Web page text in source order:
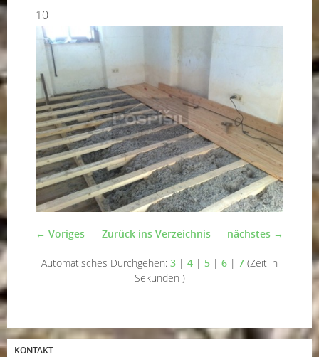
10
← Voriges nächstes →
Zurück ins Verzeichnis
Automatisches Durchgehen: 3 | 4 | 5 | 6 | 7 (Zeit in
Sekunden )
KONTAKT